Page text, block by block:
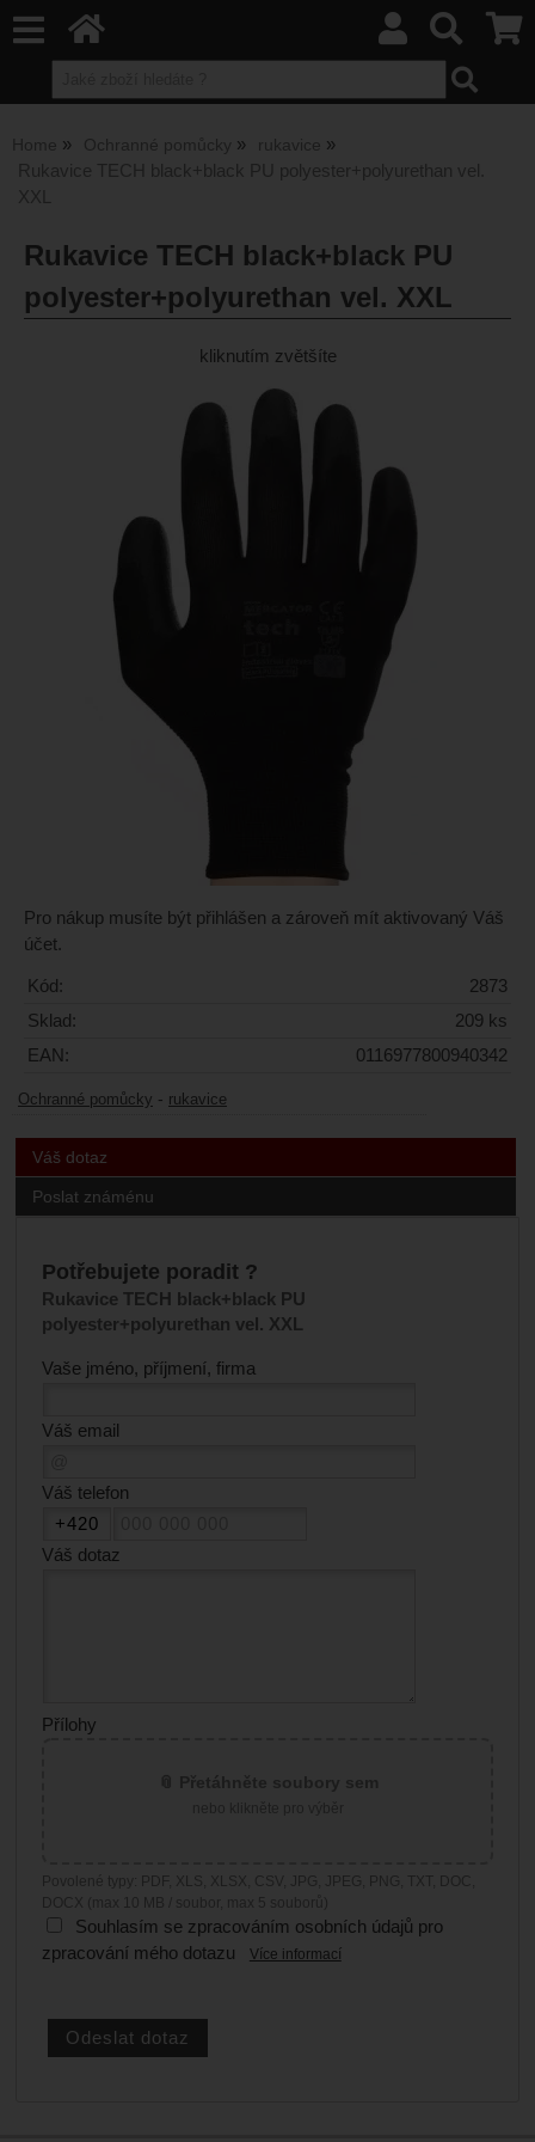
Home Ochranné pomůcky rukavice
Rukavice TECH black+black PU polyester+polyurethan vel.
XXL
Rukavice TECH black+black PU
polyester+polyurethan vel. XXL
kliknutím zvětšíte
Pro nákup musíte být přihlášen a zároveň mít aktivovaný Váš
účet.
Kód:
2873
Sklad:
209 ks
EAN:
0116977800940342
Ochranné pomůcky - rukavice
Váš dotaz
Poslat známénu
Potřebujete poradit ?
Rukavice TECH black+black PU
polyester+polyurethan vel. XXL
Vaše jméno, příjmení, firma
Váš email
Váš telefon
Váš dotaz
Přílohy
Povolené typy: PDF, XLS, XLSX, CSV, JPG, JPEG, PNG, TXT, DOC,
DOCX (max 10 MB / soubor, max 5 souborů)
Souhlasím se zpracováním osobních údajů pro
zpracování mého dotazu
Více informací